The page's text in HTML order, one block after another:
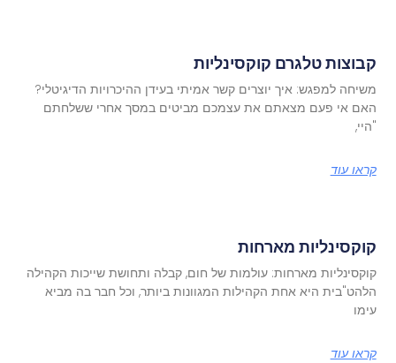
קבוצות טלגרם קוקסינליות
משיחה למפגש: איך יוצרים קשר אמיתי בעידן ההיכרויות הדיגיטלי?
האם אי פעם מצאתם את עצמכם מביטים במסך אחרי ששלחתם
"היי,
קראו עוד
קוקסינליות מארחות
קוקסינליות מארחות: עולמות של חום, קבלה ותחושת שייכות הקהילה
הלהט"בית היא אחת הקהילות המגוונות ביותר, וכל חבר בה מביא
עימו
קראו עוד